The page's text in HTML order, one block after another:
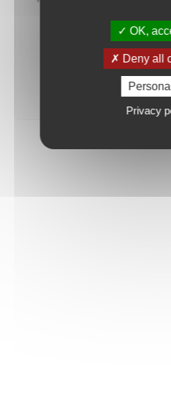
préviendrons dès qu'un
recherche sera
créer une
OK,
Deny all
Privacy